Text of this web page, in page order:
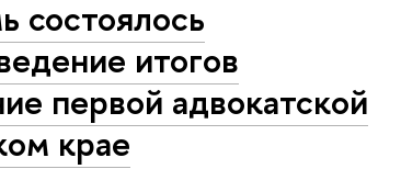
итогов
первой адвокатской
крае